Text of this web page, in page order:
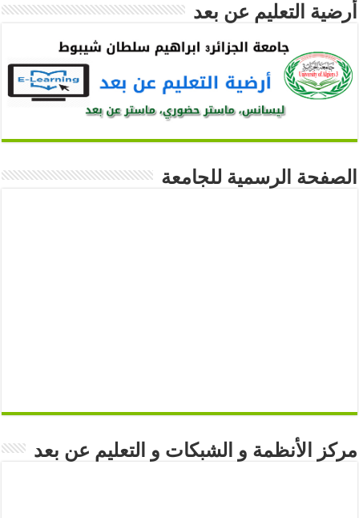
أرضية التعليم عن بعد
الصفحة الرسمية للجامعة
مركز الأنظمة و الشبكات و التعليم عن بعد